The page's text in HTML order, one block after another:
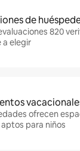
de
820
a elegir
ofrecen
para niños